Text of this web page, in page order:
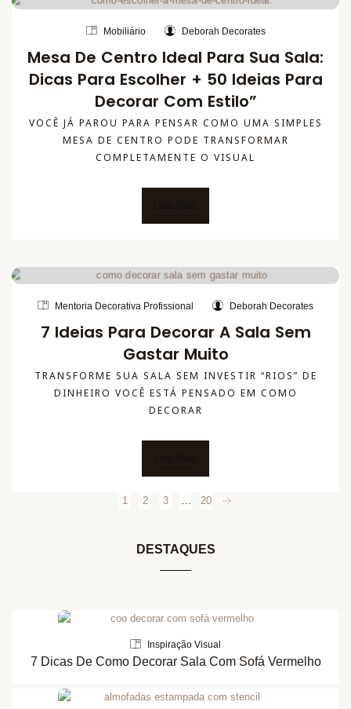
Mobiliário Deborah Decorates
Mesa De Centro Ideal Para Sua Sala:
Dicas Para Escolher + 50 Ideias Para
Decorar Com Estilo”
VOCÊ JÁ PAROU PARA PENSAR COMO UMA SIMPLES
MESA DE CENTRO PODE TRANSFORMAR
COMPLETAMENTE O VISUAL
Mentoria Decorativa Profissional Deborah Decorates
7 Ideias Para Decorar A Sala Sem
Gastar Muito
TRANSFORME SUA SALA SEM INVESTIR “RIOS” DE
DINHEIRO VOCÊ ESTÁ PENSADO EM COMO
DECORAR
1 2 3 … 20
DESTAQUES
Inspiração Visual
7 Dicas De Como Decorar Sala Com Sofá Vermelho